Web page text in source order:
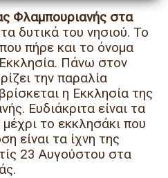
Φλαμπουριανής στα
δυτικά του νησιού. Το
πήρε και το όνομα
Πάνω στον
την παραλία
η Εκκλησία της
Ευδιάκριτα είναι τα
το εκκλησάκι που
είναι τα ίχνη της
23 Αυγούστου στα